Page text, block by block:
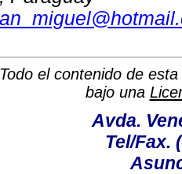
Todo el contenido de
bajo una
Avda.
Tel/Fax.